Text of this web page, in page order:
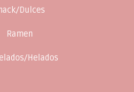
Dulces
Ramen
Helados